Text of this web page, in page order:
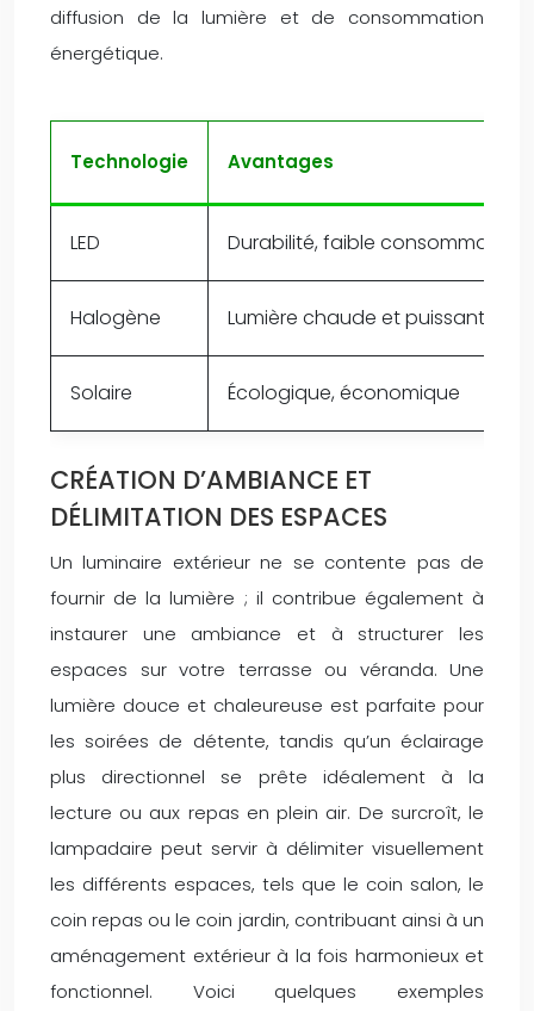
diffusion de la lumière et de consommation
énergétique.
Technologie Avantages
LED Durabilité, faible
Halogène Lumière chaude et puissante
Solaire Écologique, économique
CRÉATION D’AMBIANCE ET
DÉLIMITATION DES ESPACES
Un luminaire extérieur ne se contente pas de
fournir de la lumière ; il contribue également à
instaurer une ambiance et à structurer les
espaces sur votre terrasse ou véranda. Une
lumière douce et chaleureuse est parfaite pour
les soirées de détente, tandis qu’un éclairage
plus directionnel se prête idéalement à la
lecture ou aux repas en plein air. De surcroît, le
lampadaire peut servir à délimiter visuellement
les différents espaces, tels que le coin salon, le
coin repas ou le coin jardin, contribuant ainsi à un
aménagement extérieur à la fois harmonieux et
fonctionnel. Voici quelques exemples